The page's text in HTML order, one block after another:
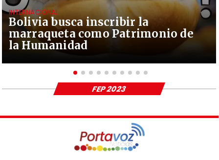
Bolivia busca inscribir la
marraqueta como Patrimonio de
la Humanidad
INTERNACIONAL
FEP 2023